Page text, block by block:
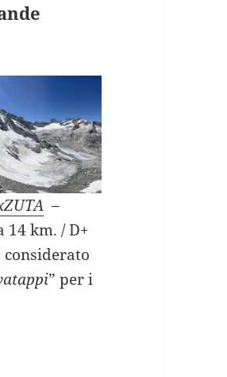
–
14 km. / D+
” per i
dal Rifugio del Grande